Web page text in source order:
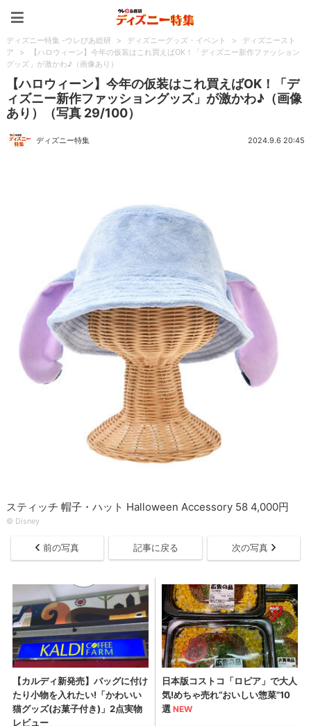
ディズニー特集 -ウレぴあ総研 > ディズニーグッズ・イベント >
ディズニースト
ア
>
【ハロウィーン】今年の仮装はこれ買えばOK！「ディズニー新作ファッション
グッズ」が激かわ♪（画像あり）
【ハロウィーン】今年の仮装はこれ買えばOK！「デ
ィズニー新作ファッショングッズ」が激かわ♪（画像
あり）（写真 29/100）
ディズニー特集 2024.9.6 20:45
スティッチ 帽子・ハット Halloween Accessory 58 4,000円
© Disney
前の写真 記事に戻る 次の写真